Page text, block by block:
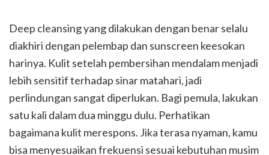
Deep cleansing yang dilakukan dengan benar selalu
diakhiri dengan pelembap dan sunscreen keesokan
harinya. Kulit setelah pembersihan mendalam menjadi
lebih sensitif terhadap sinar matahari, jadi
perlindungan sangat diperlukan. Bagi pemula, lakukan
satu kali dalam dua minggu dulu. Perhatikan
bagaimana kulit merespons. Jika terasa nyaman, kamu
bisa menyesuaikan frekuensi sesuai kebutuhan musim